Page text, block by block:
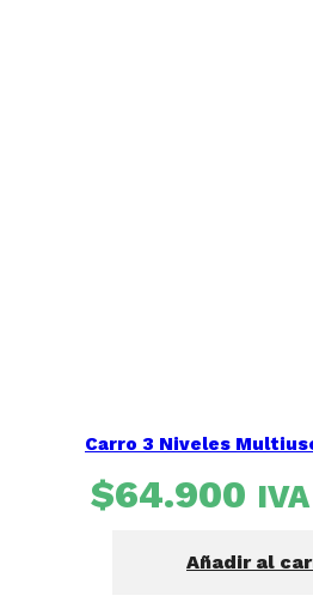
Carro 3 Niveles
$64.900
Añadir al